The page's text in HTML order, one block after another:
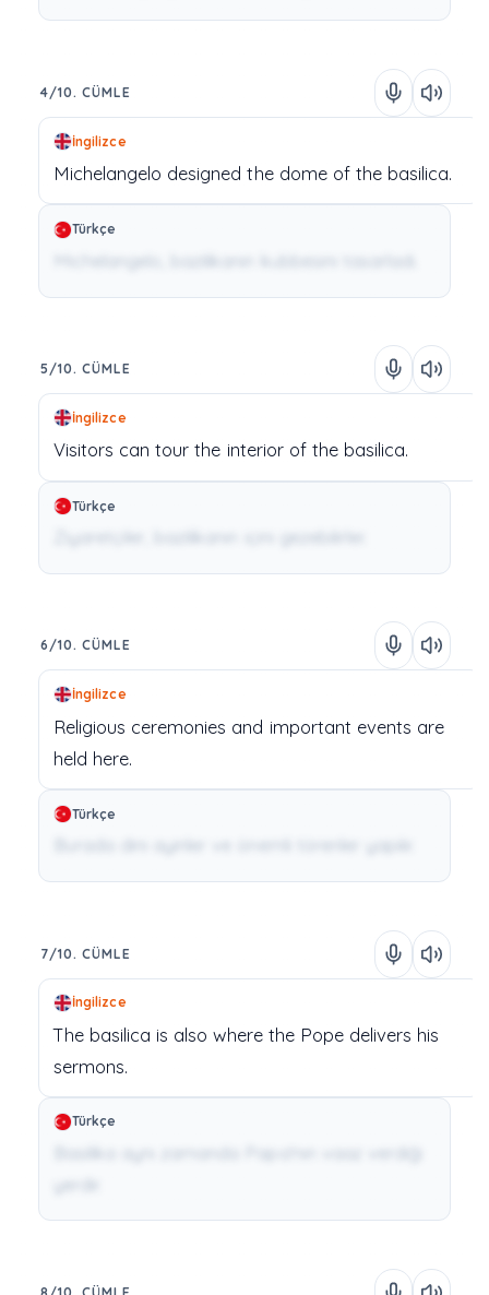
4/10. CÜMLE
İngilizce
Michelangelo designed the dome of the basilica.
Türkçe
5/10. CÜMLE
İngilizce
Visitors can tour the interior of the basilica.
Türkçe
6/10. CÜMLE
İngilizce
Religious ceremonies and important events are
held here.
Türkçe
7/10. CÜMLE
İngilizce
The basilica is also where the Pope delivers his
sermons.
Türkçe
Basilika aynı zamanda Papa'nın vaaz verdiği
yerdir.